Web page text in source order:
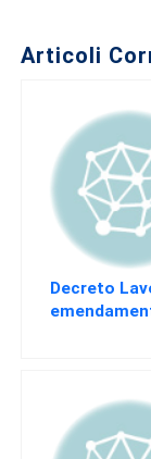
Articoli
Decreto